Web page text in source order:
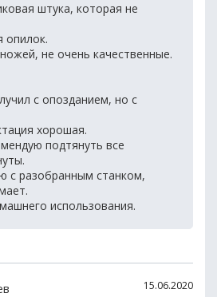
штука, которая не
опилок.
не очень качественные.
с опозданием, но с
хорошая.
подтянуть все
с разобранным станком,
использования.
15.06.2020